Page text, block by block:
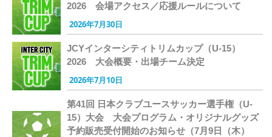
2026 会場アクセス／応援ルールについて
2026年7月30日
JCYインターシティトリムカップ（U-15）
2026 大会概要・出場チーム決定
2026年7月10日
第41回 日本クラブユースサッカー選手権（U-
15）大会 大会プログラム・オリジナルグッズ
予約販売受付開始のお知らせ（7月9日（木）